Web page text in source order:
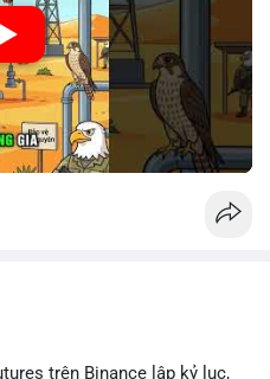
trên Binance lập kỷ lục,